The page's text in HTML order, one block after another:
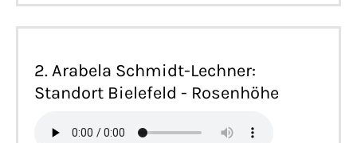
2. Arabela Schmidt-Lechner:
Standort Bielefeld - Rosenhöhe